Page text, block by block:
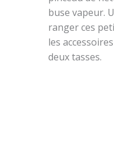
buse vapeur.
ranger ces
les
deux tasses.